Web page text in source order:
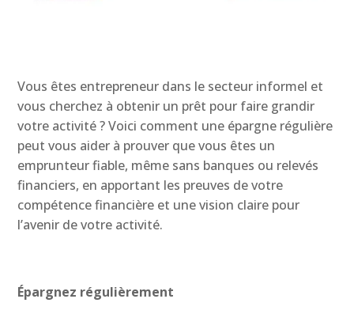
Vous êtes entrepreneur dans le secteur informel et
vous cherchez à obtenir un prêt pour faire grandir
votre activité ? Voici comment une épargne régulière
peut vous aider à prouver que vous êtes un
emprunteur fiable, même sans banques ou relevés
financiers, en apportant les preuves de votre
compétence financière et une vision claire pour
l’avenir de votre activité.
Épargnez régulièrement